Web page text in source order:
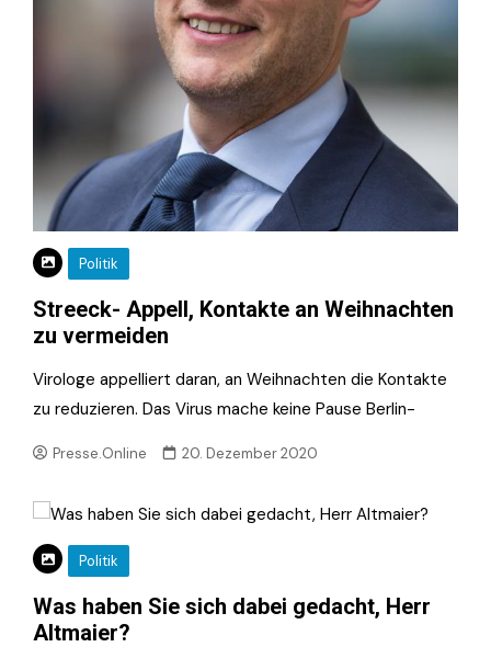
Politik
Streeck- Appell, Kontakte an Weihnachten
zu vermeiden
Virologe appelliert daran, an Weihnachten die Kontakte
zu reduzieren. Das Virus mache keine Pause Berlin-
Presse.Online 20. Dezember 2020
Politik
Was haben Sie sich dabei gedacht, Herr
Altmaier?